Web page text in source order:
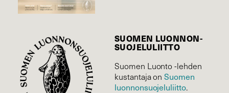
SUOMEN LUONNON­
SUOJELU­LIITTO
Suomen Luonto -lehden
kustantaja onSuomen
luonnonsuojelu­liitto.